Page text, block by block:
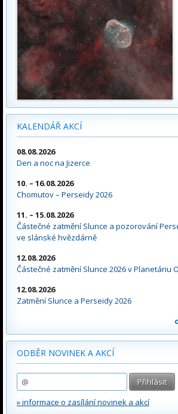
KALENDÁŘ AKCÍ
08.08.2026
Den a noc na Jizerce
10. – 16.08.2026
Chomutov – Perseidy 2026
11. – 15.08.2026
Částečné zatmění Slunce a pozorování
ve slánské hvězdárně
12.08.2026
Částečné zatmění Slunce 2026 v Planetáriu
12.08.2026
Zatmění Slunce a Perseidy 2026
ODBĚR NOVINEK A AKCÍ
» informace o zasílání novinek a akcí